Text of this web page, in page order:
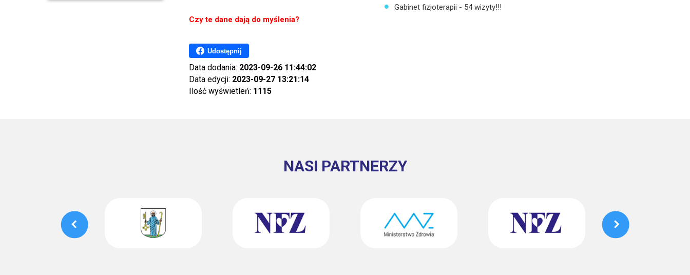
Gabinet fizjoterapii - 54 wizyty!!!
Czy te dane dają do myślenia?
Udostępnij
Data dodania: 2023-09-26 11:44:02
Data edycji: 2023-09-27 13:21:14
Ilość wyświetleń: 1115
NASI PARTNERZY